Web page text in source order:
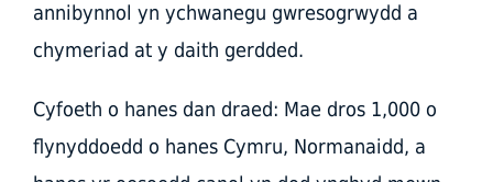
annibynnol yn ychwanegu gwresogrwydd a
chymeriad at y daith gerdded.
Cyfoeth o hanes dan draed: Mae dros 1,000 o
flynyddoedd o hanes Cymru, Normanaidd, a